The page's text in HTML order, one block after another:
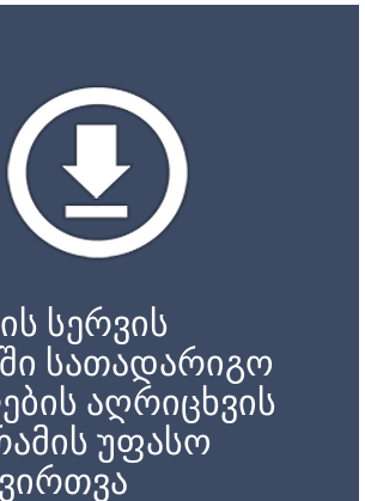
სერვის
სათადარიგო
აღრიცხვის
უფასო